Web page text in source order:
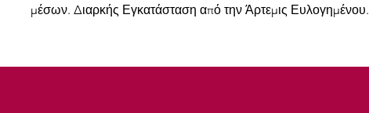
μέσων. Διαρκής Εγκατάσταση από την Άρτεμις Ευλογημένου.